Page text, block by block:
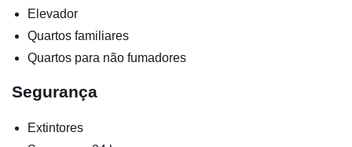
Elevador
Quartos familiares
Quartos para não fumadores
Segurança
Extintores